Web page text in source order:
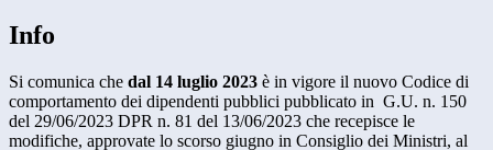
Info
Si comunica che dal 14 luglio 2023 è in vigore il nuovo Codice di
comportamento dei dipendenti pubblici pubblicato in G.U. n. 150
del 29/06/2023 DPR n. 81 del 13/06/2023 che recepisce le
modifiche, approvate lo scorso giugno in Consiglio dei Ministri, al